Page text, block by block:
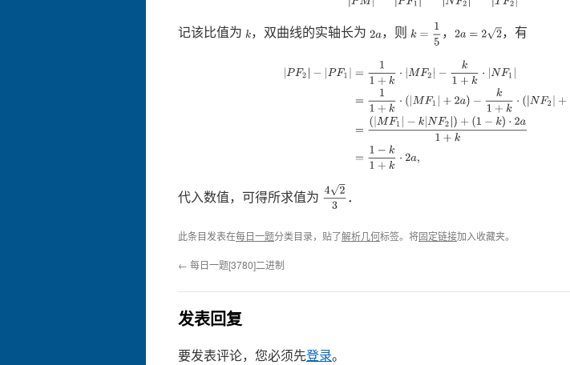
记该比值为 k，双曲线的实轴长为2a，则 k ， 2a=22 ，有
PF2| − F1|=1 1 F 1+k⋅|N 11 | MF1 +
代入数值，可得所求值为 423 ．
此条目发表在每日一题分类目录，贴了解析几何标签。将固定链接加入收藏夹。
← 每日一题[3780]二进制
发表回复
要发表评论，您必须先登录。